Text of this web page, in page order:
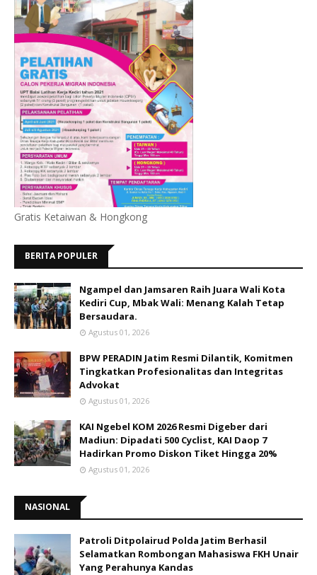
Gratis Ketaiwan & Hongkong
BERITA POPULER
Ngampel dan Jamsaren Raih Juara Wali Kota
Kediri Cup, Mbak Wali: Menang Kalah Tetap
Bersaudara.
Agustus 01, 2026
BPW PERADIN Jatim Resmi Dilantik, Komitmen
Tingkatkan Profesionalitas dan Integritas
Advokat
Agustus 01, 2026
KAI Ngebel KOM 2026 Resmi Digeber dari
Madiun: Dipadati 500 Cyclist, KAI Daop 7
Hadirkan Promo Diskon Tiket Hingga 20%
Agustus 01, 2026
NASIONAL
Patroli Ditpolairud Polda Jatim Berhasil
Selamatkan Rombongan Mahasiswa FKH Unair
Yang Perahunya Kandas